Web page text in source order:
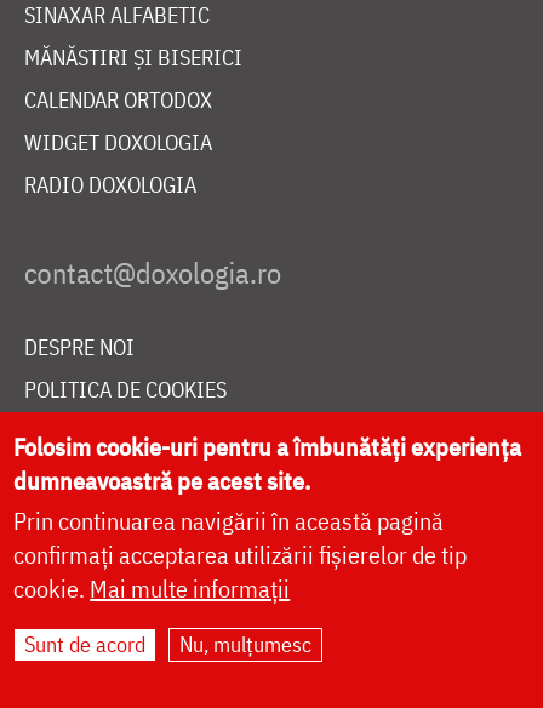
SINAXAR ALFABETIC
MĂNĂSTIRI ȘI BISERICI
CALENDAR ORTODOX
WIDGET DOXOLOGIA
RADIO DOXOLOGIA
DESPRE NOI
POLITICA DE COOKIES
DONEAZĂ ONLINE PENTRU CATEDRALA NAȚIONALĂ
LIVE
Site dezvoltat deDOXOLOGIA MEDIA
Arhiepiscopia Iașilor | ©
Folosim cookie-uri pentru a îmbunătăți experiența
dumneavoastră pe acest site.
Prin continuarea navigării în această pagină
confirmați acceptarea utilizării fișierelor de tip
cookie. Mai multe informații
Sunt de acord Nu, mulțumesc